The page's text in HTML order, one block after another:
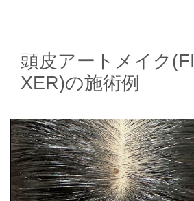
頭皮アートメイク(FI
XER)の施術例